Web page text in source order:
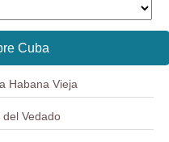
Cuba
Habana Vieja
Vedado